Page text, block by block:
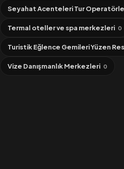
Seyahat Acenteleri Tur
Termal oteller ve spa merkezleri 0
Turistik Eğlence Gemileri Yüzen
Vize Danışmanlık Merkezleri 0